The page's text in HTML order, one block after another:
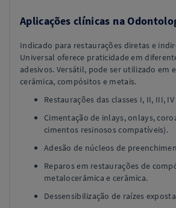
Aplicações clínicas na
Indicado para restaurações diretas e
Universal oferece praticidade em
adesivos. Versátil, pode ser utilizado em
cerâmica, compósitos e metais.
Restaurações das classes I, II, III, IV
Cimentação de inlays, onlays,
cimentos resinosos compatíveis).
Adesão de núcleos de
Reparos em restaurações de
metalocerâmica e cerâmica.
Dessensibilização de raízes